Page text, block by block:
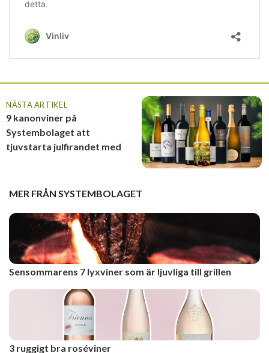
NÄSTA ARTIKEL
9 kanonviner på
Systembolaget att
tjuvstarta julfirandet med
MER FRÅN SYSTEMBOLAGET
Sensommarens 7 lyxviner som är ljuvliga till grillen
3 ruggigt bra roséviner